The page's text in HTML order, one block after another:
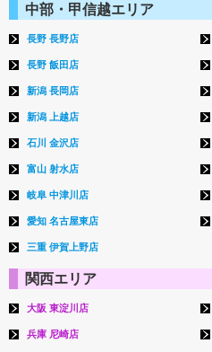
中部・甲信越エリア
長野 長野店
長野 飯田店
新潟 長岡店
新潟 上越店
石川 金沢店
富山 射水店
岐阜 中津川店
愛知 名古屋東店
三重 伊賀上野店
関西エリア
大阪 東淀川店
兵庫 尼崎店